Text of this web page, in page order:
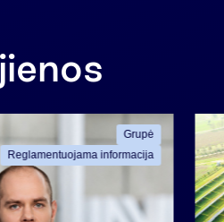
Grupė
Reglamentuojama informacija